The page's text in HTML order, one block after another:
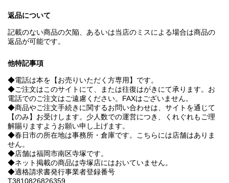
返品について
記載のない商品の欠陥、あるいは当店のミスによる場合は商品の
返品が可能です。
他特記事項
◆電話は本を【お売りいただく方専用】です。
◆ご注文はこのサイトにて、または往復はがきにて承ります。お
電話でのご注文はご遠慮ください。FAXはございません。
◆商品やご注文手続きに関するお問い合わせは、サイトを通じて
【のみ】お受けします。少人数での運営につき、くれぐれもご理
解賜りますようお願い申し上げます。
◆春日市の所在地は事務所・倉庫です。こちらには店舗はありま
せん。
◆店舗は福岡市南区寺塚です。
◆ネット掲載の商品は寺塚店にはおいていません。
◆適格請求書発行事業者登録番号
T3810826826359